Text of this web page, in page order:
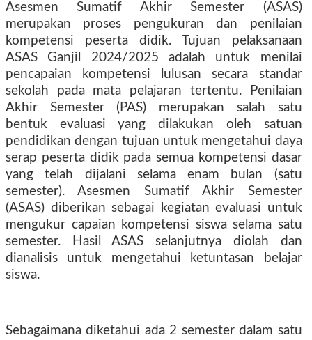
Asesmen Sumatif Akhir Semester (ASAS)
merupakan proses pengukuran dan penilaian
kompetensi peserta didik. Tujuan pelaksanaan
ASAS Ganjil 2024/2025 adalah untuk menilai
pencapaian kompetensi lulusan secara standar
sekolah pada mata pelajaran tertentu. Penilaian
Akhir Semester (PAS) merupakan salah satu
bentuk evaluasi yang dilakukan oleh satuan
pendidikan dengan tujuan untuk mengetahui daya
serap peserta didik pada semua kompetensi dasar
yang telah dijalani selama enam bulan (satu
semester). Asesmen Sumatif Akhir Semester
(ASAS) diberikan sebagai kegiatan evaluasi untuk
mengukur capaian kompetensi siswa selama satu
semester. Hasil ASAS selanjutnya diolah dan
dianalisis untuk mengetahui ketuntasan belajar
siswa.
Sebagaimana diketahui ada 2 semester dalam satu